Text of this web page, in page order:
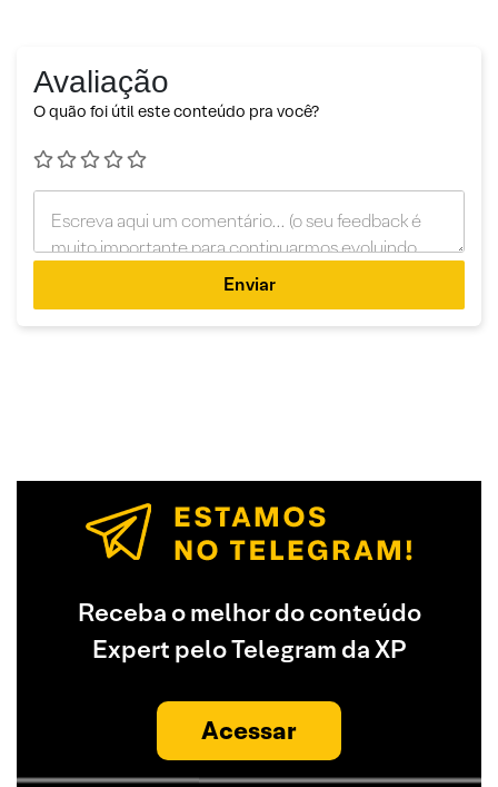
Avaliação
O quão foi útil este conteúdo pra você?
Enviar
Receba o melhor do conteúdo
Expert pelo Telegram da XP
Acessar